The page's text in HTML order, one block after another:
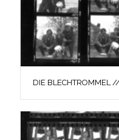
DIE BLECHTROMMEL